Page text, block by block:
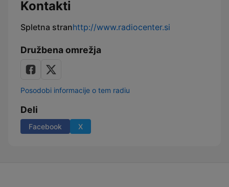
Kontakti
Spletna stranhttp://www.radiocenter.si
Družbena omrežja
Posodobi informacije o tem radiu
Deli
Facebook X